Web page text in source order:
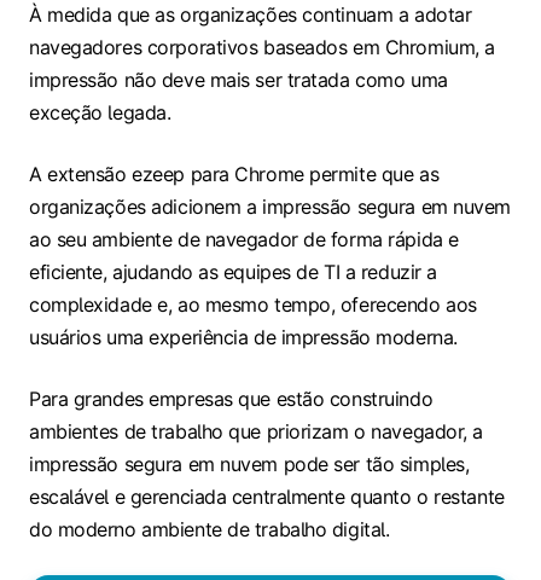
À medida que as organizações continuam a adotar
navegadores corporativos baseados em Chromium, a
impressão não deve mais ser tratada como uma
exceção legada.
A extensão ezeep para Chrome permite que as
organizações adicionem a impressão segura em nuvem
ao seu ambiente de navegador de forma rápida e
eficiente, ajudando as equipes de TI a reduzir a
complexidade e, ao mesmo tempo, oferecendo aos
usuários uma experiência de impressão moderna.
Para grandes empresas que estão construindo
ambientes de trabalho que priorizam o navegador, a
impressão segura em nuvem pode ser tão simples,
escalável e gerenciada centralmente quanto o restante
do moderno ambiente de trabalho digital.